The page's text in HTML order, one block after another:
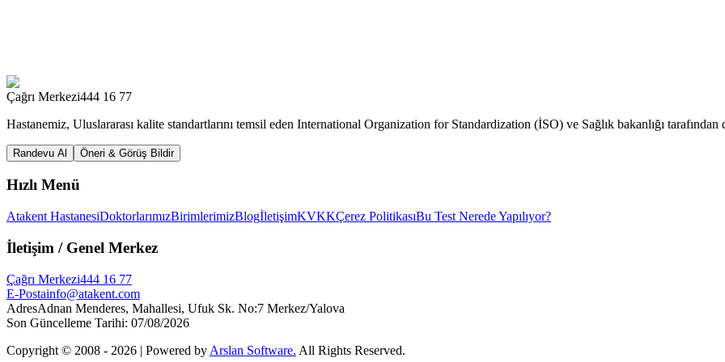
Çağrı Merkezi444 16 77
Hastanemiz, Uluslararası kalite standartlarını temsil eden International Organization for Standardization (İSO) ve Sağlık bakanlığı tarafından
Randevu Al Öneri & Görüş Bildir
Hızlı Menü
Atakent HastanesiDoktorlarımızBirimlerimizBlogİletişimKVKKÇerez PolitikasıBu Test Nerede Yapılıyor?
İletişim / Genel Merkez
Çağrı Merkezi444 16 77
E-Postainfo@atakent.com
AdresAdnan Menderes, Mahallesi, Ufuk Sk. No:7 Merkez/Yalova
Son Güncelleme Tarihi: 07/08/2026
Copyright © 2008 - 2026 | Powered by Arslan Software. All Rights Reserved.